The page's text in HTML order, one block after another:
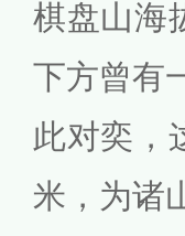
棋盘山海
下方曾有
此对奕，
米，为诸